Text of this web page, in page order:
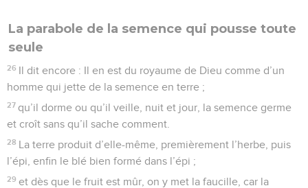
La parabole de la semence qui pousse toute
seule
26 Il dit encore : Il en est du royaume de Dieu comme d’un
homme qui jette de la semence en terre ;
27 qu’il dorme ou qu’il veille, nuit et jour, la semence germe
et croît sans qu’il sache comment.
28 La terre produit d’elle-même, premièrement l’herbe, puis
l’épi, enfin le blé bien formé dans l’épi ;
29 et dès que le fruit est mûr, on y met la faucille, car la